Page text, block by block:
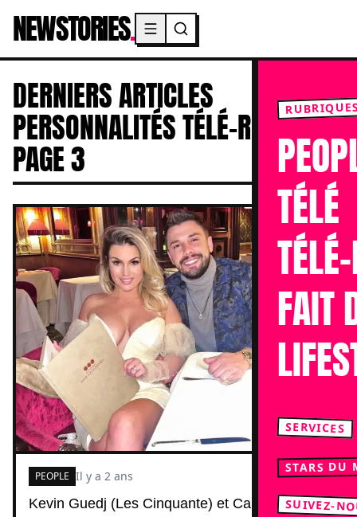
NEWSTORIES.
TÉLÉ
FAIT
SERVICES
STARS DU
SUIVEZ-
DERNIERS ARTICLES
PERSONNALITÉS TÉLÉ-RÉALITÉ -
PAGE 3
Kevin Guedj (Les Cinquante) et Carla Moreau
PEOPLE Il y a 2 ans